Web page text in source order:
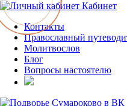
Кабинет
Контакты
Православный
Молитвослов
Блог
Вопросы настоятелю